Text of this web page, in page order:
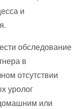
и
обследование
в
отсутствии
уролог
или